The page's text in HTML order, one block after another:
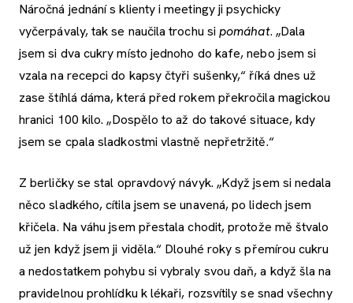
Náročná jednání s klienty i meetingy ji psychicky
vyčerpávaly, tak se naučila trochu sipomáhat. „Dala
jsem si dva cukry místo jednoho do kafe, nebo jsem si
vzala na recepci do kapsy čtyři sušenky,“ říká dnes už
zase štíhlá dáma, která před rokem překročila magickou
hranici 100 kilo. „Dospělo to až do takové situace, kdy
jsem se cpala sladkostmi vlastně nepřetržitě.“
Z berličky se stal opravdový návyk. „Když jsem si nedala
něco sladkého, cítila jsem se unavená, po lidech jsem
křičela. Na váhu jsem přestala chodit, protože mě štvalo
už jen když jsem ji viděla.“ Dlouhé roky s přemírou cukru
a nedostatkem pohybu si vybraly svou daň, a když šla na
pravidelnou prohlídku k lékaři, rozsvítily se snad všechny